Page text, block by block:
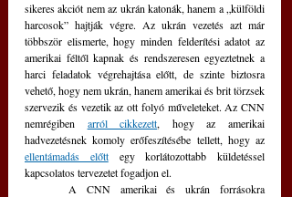
sikeres akciót nem az ukrán katonák, hanem a „külföldi
harcosok” hajtják végre. Az ukrán vezetés azt már
többször elismerte, hogy minden felderítési adatot az
amerikai féltől kapnak és rendszeresen egyeztetnek a
harci feladatok végrehajtása előtt, de szinte biztosra
vehető, hogy nem ukrán, hanem amerikai és brit törzsek
szervezik és vezetik az ott folyó műveleteket. Az CNN
nemrégiben arról cikkezett, hogy az amerikai
ellentámadás előtt egy korlátozottabb küldetéssel
kapcsolatos tervezetet fogadjon el.